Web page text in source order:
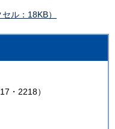
ル：18KB）
・2218）